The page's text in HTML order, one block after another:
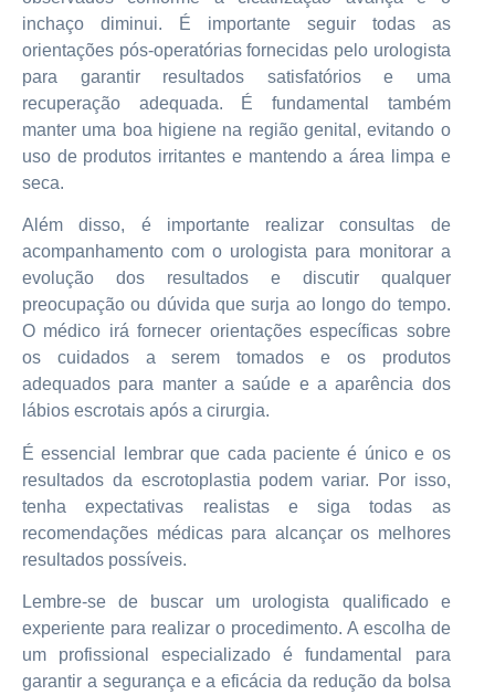
inchaço diminui. É importante seguir todas as
orientações pós-operatórias fornecidas pelo urologista
para garantir resultados satisfatórios e uma
recuperação adequada. É fundamental também
manter uma boa higiene na região genital, evitando o
uso de produtos irritantes e mantendo a área limpa e
seca.
Além disso, é importante realizar consultas de
acompanhamento com o urologista para monitorar a
evolução dos resultados e discutir qualquer
preocupação ou dúvida que surja ao longo do tempo.
O médico irá fornecer orientações específicas sobre
os cuidados a serem tomados e os produtos
adequados para manter a saúde e a aparência dos
lábios escrotais após a cirurgia.
É essencial lembrar que cada paciente é único e os
resultados da escrotoplastia podem variar. Por isso,
tenha expectativas realistas e siga todas as
recomendações médicas para alcançar os melhores
resultados possíveis.
Lembre-se de buscar um urologista qualificado e
experiente para realizar o procedimento. A escolha de
um profissional especializado é fundamental para
garantir a segurança e a eficácia da redução da bolsa